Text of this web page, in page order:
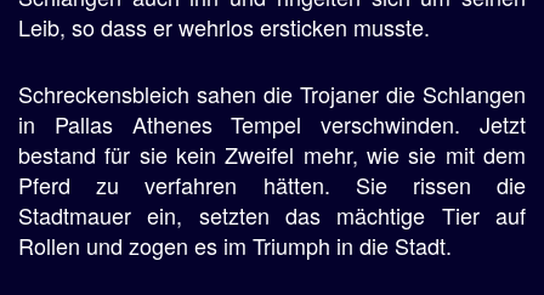
Leib, so dass er wehrlos ersticken musste.
Schreckensbleich sahen die Trojaner die Schlangen
in Pallas Athenes Tempel verschwinden. Jetzt
bestand für sie kein Zweifel mehr, wie sie mit dem
Pferd zu verfahren hätten. Sie rissen die
Stadtmauer ein, setzten das mächtige Tier auf
Rollen und zogen es im Triumph in die Stadt.